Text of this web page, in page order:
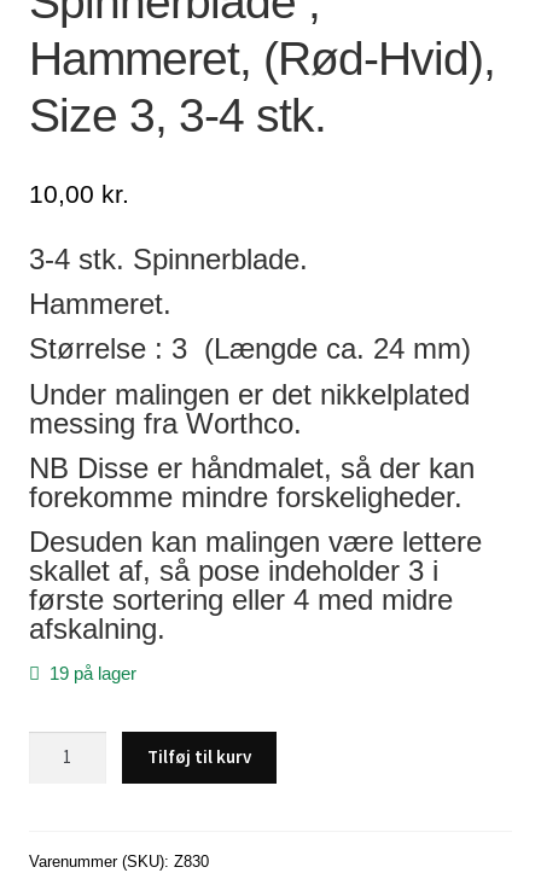
Lagersalg
Min Konto
Hammeret, (Rød-Hvid),
Size 3, 3-4 stk.
10,00 kr.
3-4 stk. Spinnerblade.
Hammeret.
Størrelse : 3 (Længde ca. 24 mm)
Under malingen er det nikkelplated
messing fra Worthco.
NB Disse er håndmalet, så der kan
forekomme mindre forskeligheder.
Desuden kan malingen være lettere
skallet af, så pose indeholder 3 i
første sortering eller 4 med midre
afskalning.
19 på lager
Hvid),
Tilføj til kurv
Varenummer (SKU):Z830